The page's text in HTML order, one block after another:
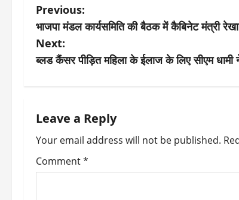
P
o
s
n
a
v
Previous:
भाजपा मंडल कार्यसमिति की बैठक में कैबिनेट मंत्री
Next:
ब्लड कैंसर पीड़ित महिला के ईलाज के लिए सीएम
Leave a Reply
Your email address will not be published.
Comment*